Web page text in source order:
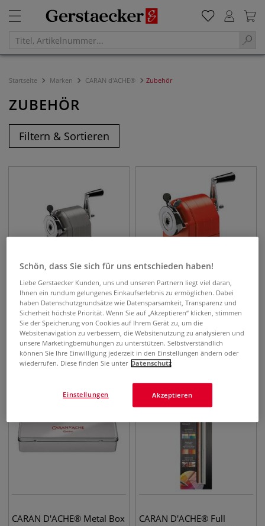
Startseite Marken CARAN d'ACHE® Zubehör
ZUBEHÖR
Filtern & Sortieren
CARAN D'ACHE®
Spitzmaschine, Grau
148,73€
CARAN D'ACHE®
Spitzmaschine, Rot
148,23€
CARAN D'ACHE® Metal Box
CARAN D'ACHE® Full
Schön, dass Sie sich für uns entschieden haben!
Liebe Gerstaecker Kunden, uns und unseren Partnern liegt viel daran,
Ihnen ein rundum gelungenes Einkaufserlebnis zu ermöglichen. Dabei
haben Datenschutzgrundsätze wie Datensparsamkeit, Transparenz und
Sicherheit höchste Priorität. Wenn Sie auf „Akzeptieren“ klicken, stimmen
Sie der Speicherung von Cookies auf Ihrem Gerät zu, um die
Websitenavigation zu verbessern, die Websitenutzung zu analysieren und
unsere Marketingbemühungen zu unterstützen. Selbstverständlich
können Sie Ihre Einwilligung jederzeit in den Einstellungen ändern oder
wiederrufen. Diese finden Sie unter Datenschutz
Akzeptieren
Einstellungen